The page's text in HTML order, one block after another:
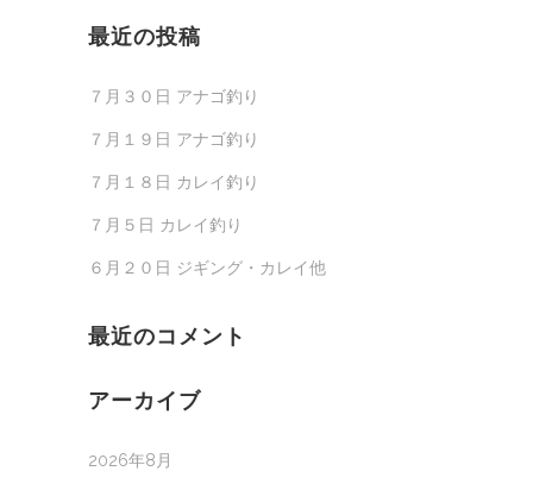
最近の投稿
７月３０日 アナゴ釣り
７月１９日 アナゴ釣り
７月１８日 カレイ釣り
７月５日 カレイ釣り
６月２０日 ジギング・カレイ他
最近のコメント
アーカイブ
2026年8月